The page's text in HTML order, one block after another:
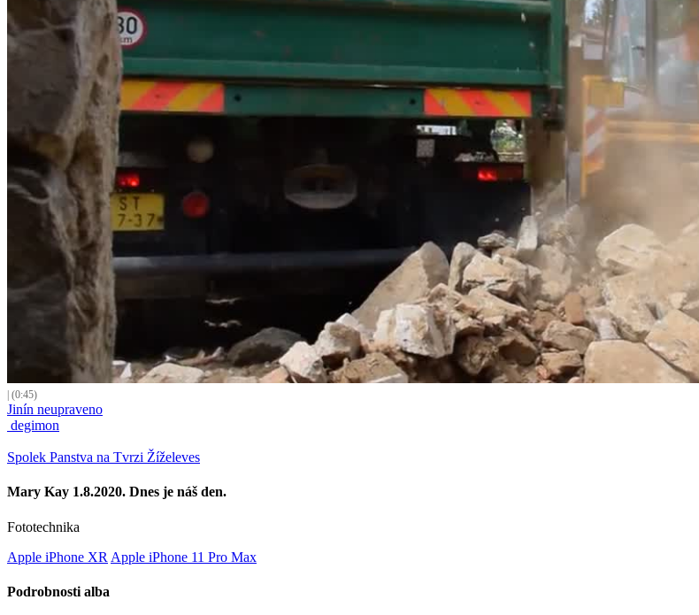
| (0:45)
Jinín neupraveno
degimon
Spolek Panstva na Tvrzi Žíželeves
Mary Kay 1.8.2020. Dnes je náš den.
Fototechnika
Apple iPhone XR Apple iPhone 11 Pro Max
Podrobnosti alba